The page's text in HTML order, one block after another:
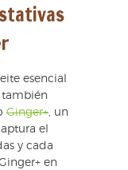
esencial
también
Ginger+, un
el
y cada
en